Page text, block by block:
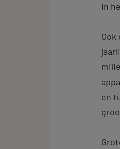
in
en